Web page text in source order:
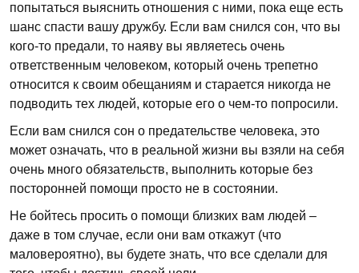
попытаться выяснить отношения с ними, пока еще есть
шанс спасти вашу дружбу. Если вам снился сон, что вы
кого-то предали, то наяву вы являетесь очень
ответственным человеком, который очень трепетно
относится к своим обещаниям и старается никогда не
подводить тех людей, которые его о чем-то попросили.
Если вам снился сон о предательстве человека, это
может означать, что в реальной жизни вы взяли на себя
очень много обязательств, выполнить которые без
посторонней помощи просто не в состоянии.
Не бойтесь просить о помощи близких вам людей –
даже в том случае, если они вам откажут (что
маловероятно), вы будете знать, что все сделали для